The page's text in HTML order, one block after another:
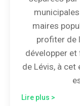
maires
profiter de
développer
de Lévis, à cet
Lire plus >